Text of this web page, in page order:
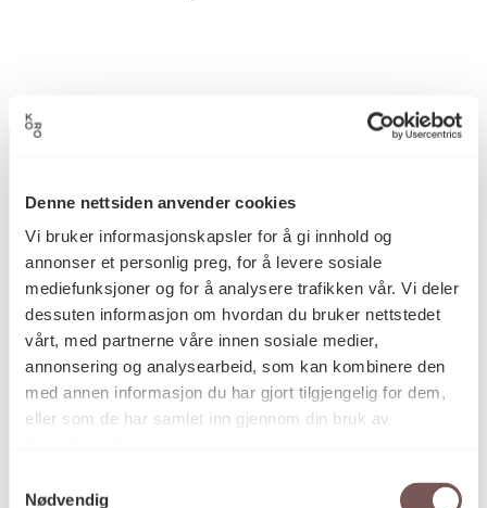
Denne nettsiden anvender cookies
Vi bruker informasjonskapsler for å gi innhold og
annonser et personlig preg, for å levere sosiale
mediefunksjoner og for å analysere trafikken vår. Vi deler
dessuten informasjon om hvordan du bruker nettstedet
vårt, med partnerne våre innen sosiale medier,
annonsering og analysearbeid, som kan kombinere den
med annen informasjon du har gjort tilgjengelig for dem,
eller som de har samlet inn gjennom din bruk av
Nødvendig
Postadresse
Postboks 6994
St. Olavs plass
0130 Oslo
post@koro.no